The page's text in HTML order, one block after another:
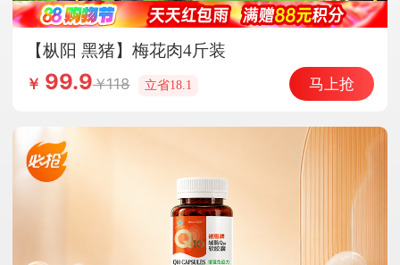
【枞阳 黑猪】梅花肉4斤装
￥ 99.9 118 立省18.1 马上抢